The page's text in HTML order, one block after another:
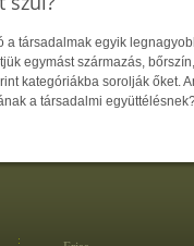
a társadalmak egyik
egymást származás,
kategóriákba sorolják őket.
a társadalmi